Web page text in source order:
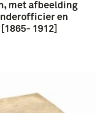
met afbeelding
en
1912]